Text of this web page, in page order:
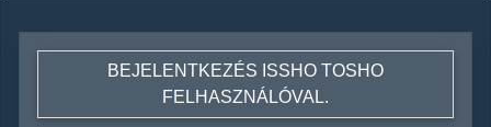
BEJELENTKEZÉS ISSHO TOSHO
FELHASZNÁLÓVAL.